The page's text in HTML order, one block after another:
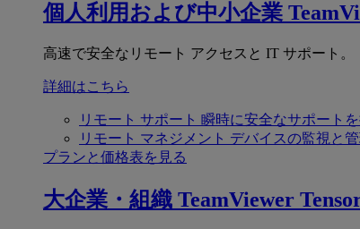
個人利用および中小企業
高速で安全なリモート アクセスと IT サポート。
詳細はこちら
リモート サポート 瞬時に安全なサポート
リモート マネジメント デバイスの監視と
プランと価格表を見る
大企業・組織 TeamViewer